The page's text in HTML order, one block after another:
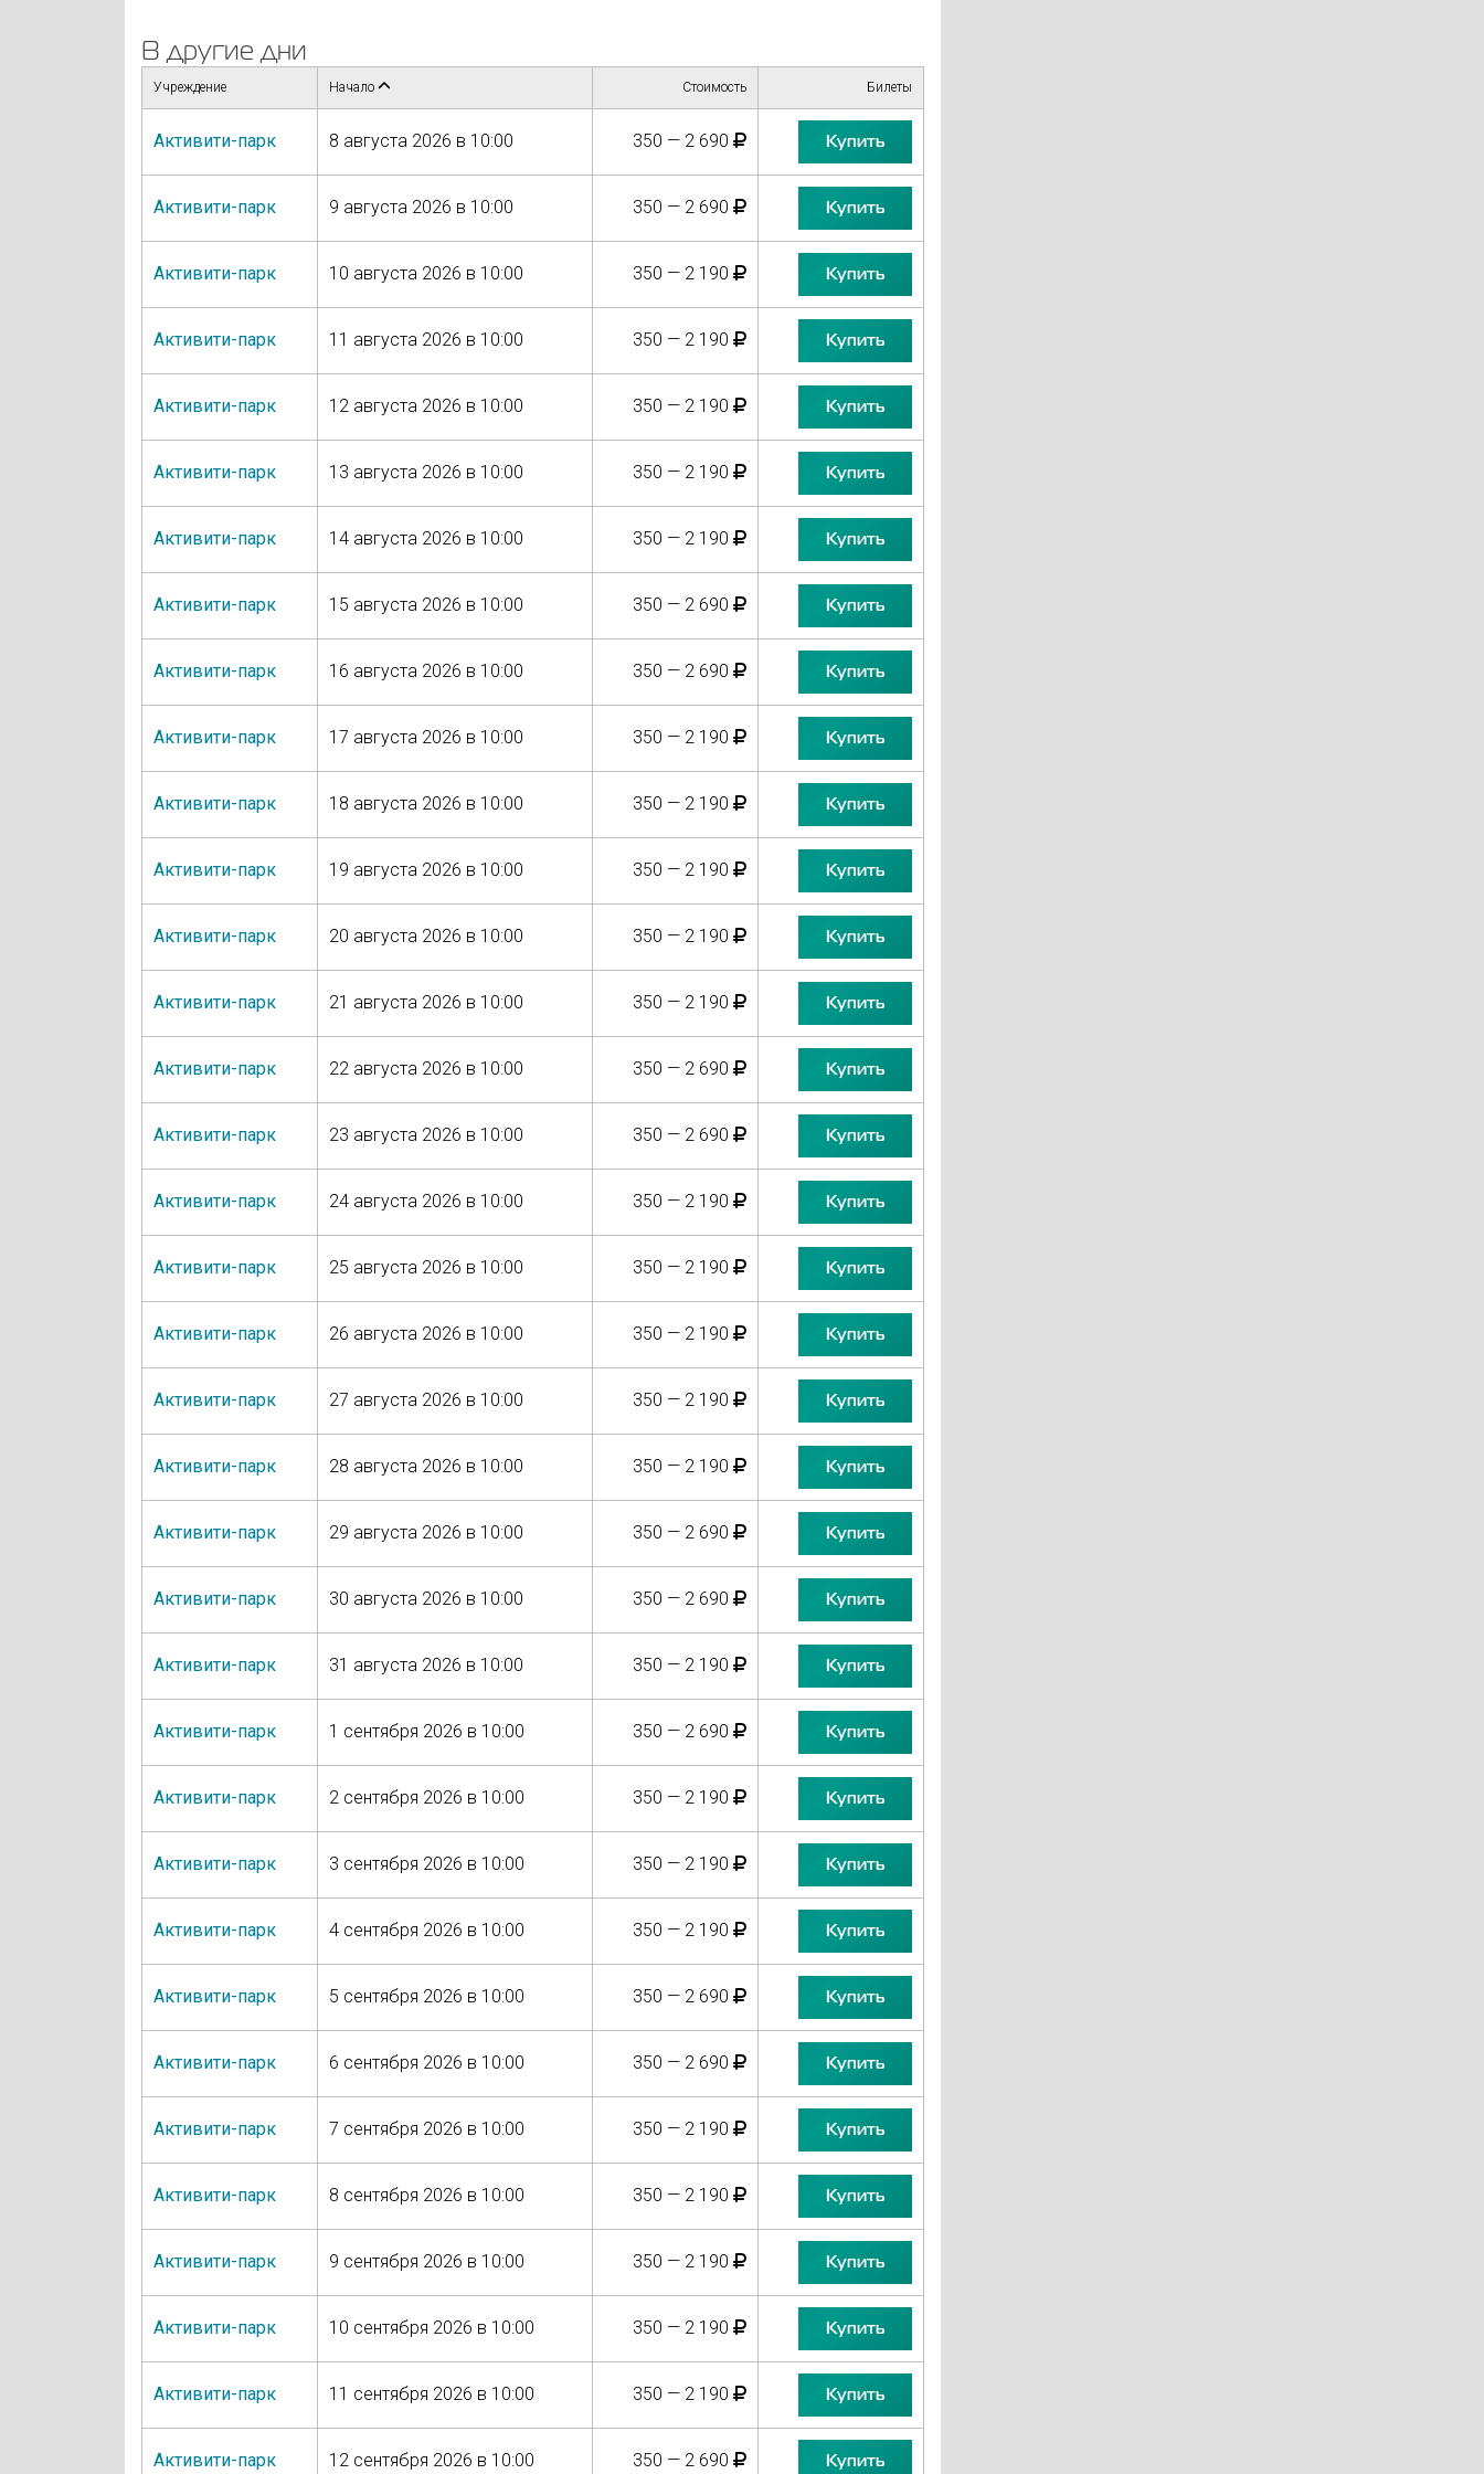
В другие дни
Учреждение Начало Стоимость Билеты
Активити-парк 8 августа 2026 в 10:00 350 — 2 690 Купить
Активити-парк 9 августа 2026 в 10:00 350 — 2 690 Купить
Активити-парк 10 августа 2026 в 10:00 350 — 2 190 Купить
Активити-парк 11 августа 2026 в 10:00 350 — 2 190 Купить
Активити-парк 12 августа 2026 в 10:00 350 — 2 190 Купить
Активити-парк 13 августа 2026 в 10:00 350 — 2 190 Купить
Активити-парк 14 августа 2026 в 10:00 350 — 2 190 Купить
Активити-парк 15 августа 2026 в 10:00 350 — 2 690 Купить
Активити-парк 16 августа 2026 в 10:00 350 — 2 690 Купить
Активити-парк 17 августа 2026 в 10:00 350 — 2 190 Купить
Активити-парк 18 августа 2026 в 10:00 350 — 2 190 Купить
Активити-парк 19 августа 2026 в 10:00 350 — 2 190 Купить
Активити-парк 20 августа 2026 в 10:00 350 — 2 190 Купить
Активити-парк 21 августа 2026 в 10:00 350 — 2 190 Купить
Активити-парк 22 августа 2026 в 10:00 350 — 2 690 Купить
Активити-парк 23 августа 2026 в 10:00 350 — 2 690 Купить
Активити-парк 24 августа 2026 в 10:00 350 — 2 190 Купить
Активити-парк 25 августа 2026 в 10:00 350 — 2 190 Купить
Активити-парк 26 августа 2026 в 10:00 350 — 2 190 Купить
Активити-парк 27 августа 2026 в 10:00 350 — 2 190 Купить
Активити-парк 28 августа 2026 в 10:00 350 — 2 190 Купить
Активити-парк 29 августа 2026 в 10:00 350 — 2 690 Купить
Активити-парк 30 августа 2026 в 10:00 350 — 2 690 Купить
Активити-парк 31 августа 2026 в 10:00 350 — 2 190 Купить
Активити-парк 1 сентября 2026 в 10:00 350 — 2 690 Купить
Активити-парк 2 сентября 2026 в 10:00 350 — 2 190 Купить
Активити-парк 3 сентября 2026 в 10:00 350 — 2 190 Купить
Активити-парк 4 сентября 2026 в 10:00 350 — 2 190 Купить
Активити-парк 5 сентября 2026 в 10:00 350 — 2 690 Купить
Активити-парк 6 сентября 2026 в 10:00 350 — 2 690 Купить
Активити-парк 7 сентября 2026 в 10:00 350 — 2 190 Купить
Активити-парк 8 сентября 2026 в 10:00 350 — 2 190 Купить
Активити-парк 9 сентября 2026 в 10:00 350 — 2 190 Купить
Активити-парк 10 сентября 2026 в 10:00 350 — 2 190 Купить
Активити-парк 11 сентября 2026 в 10:00 350 — 2 190 Купить
Активити-парк 12 сентября 2026 в 10:00 350 — 2 690 Купить